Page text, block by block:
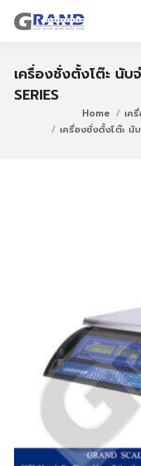
เครื่องชั่งตั้งโต๊ะ นับ
SERIES
Home
เค
เครื่องชั่งตั้งโต๊ะ นั